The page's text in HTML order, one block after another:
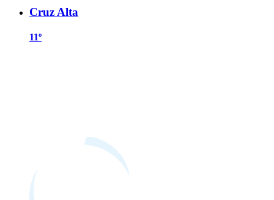
Cruz Alta
11º